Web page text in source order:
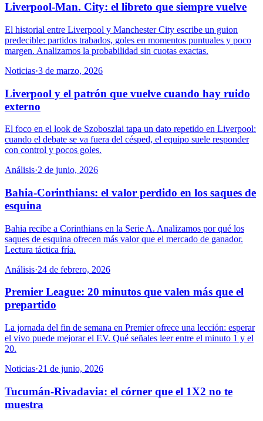
Liverpool-Man. City: el libreto que siempre vuelve
El historial entre Liverpool y Manchester City escribe un guion
predecible: partidos trabados, goles en momentos puntuales y poco
margen. Analizamos la probabilidad sin cuotas exactas.
Noticias·3 de marzo, 2026
Liverpool y el patrón que vuelve cuando hay ruido
externo
El foco en el look de Szoboszlai tapa un dato repetido en Liverpool:
cuando el debate se va fuera del césped, el equipo suele responder
con control y pocos goles.
Análisis·2 de junio, 2026
Bahia-Corinthians: el valor perdido en los saques de
esquina
Bahia recibe a Corinthians en la Serie A. Analizamos por qué los
saques de esquina ofrecen más valor que el mercado de ganador.
Lectura táctica fría.
Análisis·24 de febrero, 2026
Premier League: 20 minutos que valen más que el
prepartido
La jornada del fin de semana en Premier ofrece una lección: esperar
el vivo puede mejorar el EV. Qué señales leer entre el minuto 1 y el
20.
Noticias·21 de junio, 2026
Tucumán-Rivadavia: el córner que el 1X2 no te
muestra